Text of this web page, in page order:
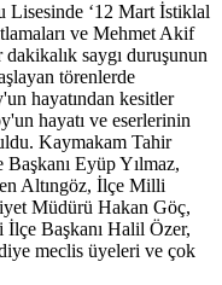
‘12 Mart İstiklal
ve Mehmet Akif
saygı duruşunun
törenlerde
hayatından kesitler
hayatı ve eserlerinin
Kaymakam Tahir
Eyüp Yılmaz,
Altıngöz, İlçe Milli
Müdürü Hakan Göç,
Başkanı Halil Özer,
meclis üyeleri ve çok